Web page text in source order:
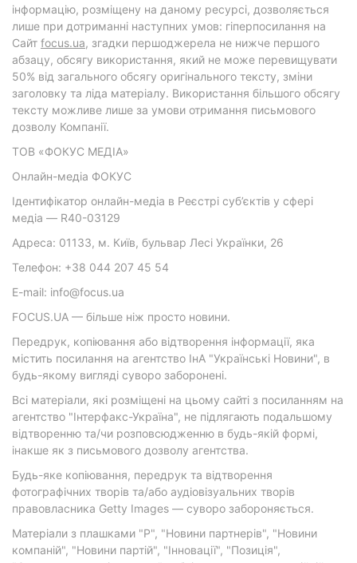
інформацію, розміщену на даному ресурсі, дозволяється
лише при дотриманні наступних умов: гіперпосилання на
Cайт focus.ua, згадки першоджерела не нижче першого
абзацу, обсягу використання, який не може перевищувати
50% від загального обсягу оригінального тексту, зміни
заголовку та ліда матеріалу. Використання більшого обсягу
тексту можливе лише за умови отримання письмового
дозволу Компанії.
ТОВ «ФОКУС МЕДІА»
Онлайн-медіа ФОКУС
Ідентифікатор онлайн-медіа в Реєстрі суб’єктів у сфері
медіа — R40-03129
Адреса: 01133, м. Київ, бульвар Лесі Українки, 26
Телефон: +38 044 207 45 54
E-mail: info@focus.ua
FOCUS.UA — більше ніж просто новини.
Передрук, копіювання або відтворення інформації, яка
містить посилання на агентство ІнА "Українські Новини", в
будь-якому вигляді суворо заборонені.
Всі матеріали, які розміщені на цьому сайті з посиланням на
агентство "Інтерфакс-Україна", не підлягають подальшому
відтворенню та/чи розповсюдженню в будь-якій формі,
інакше як з письмового дозволу агентства.
Будь-яке копіювання, передрук та відтворення
фотографічних творів та/або аудіовізуальних творів
правовласника Getty Images — суворо забороняється.
Матеріали з плашками "Р", "Новини партнерів", "Новини
компаній", "Новини партій", "Інновації", "Позиція",